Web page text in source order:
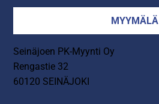
MYYMÄLÄ
Seinäjoen PK-Myynti Oy
Rengastie 32
60120 SEINÄJOKI